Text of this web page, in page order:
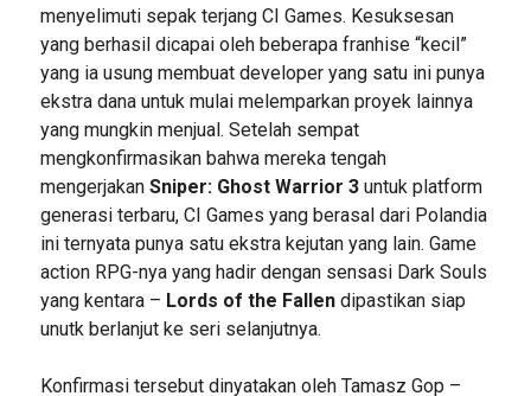
menyelimuti sepak terjang CI Games. Kesuksesan
yang berhasil dicapai oleh beberapa franhise “kecil”
yang ia usung membuat developer yang satu ini punya
ekstra dana untuk mulai melemparkan proyek lainnya
yang mungkin menjual. Setelah sempat
mengkonfirmasikan bahwa mereka tengah
mengerjakan Sniper: Ghost Warrior 3untuk platform
generasi terbaru, CI Games yang berasal dari Polandia
ini ternyata punya satu ekstra kejutan yang lain. Game
action RPG-nya yang hadir dengan sensasi Dark Souls
yang kentara – Lords of the Fallendipastikan siap
unutk berlanjut ke seri selanjutnya.
Konfirmasi tersebut dinyatakan oleh Tamasz Gop –